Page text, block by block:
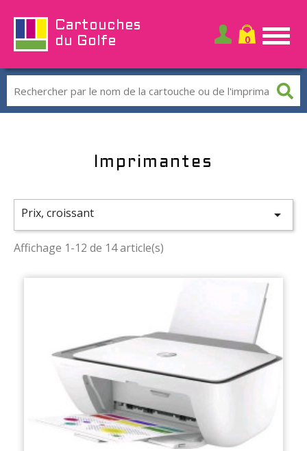
Cartouches
du Golfe
Imprimantes
Prix, croissant 
Affichage 1-12 de 14 article(s)